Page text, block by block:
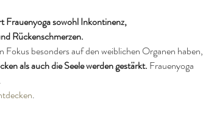
Frauenyoga sowohl Inkontinenz,
Rückenschmerzen.
Fokus besonders auf den weiblichen Organen haben,
als auch die Seele werden gestärkt. Frauenyoga
.